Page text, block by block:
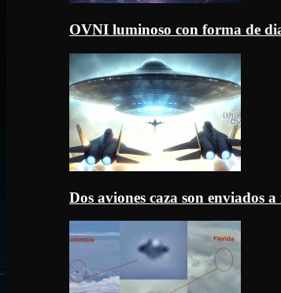
OVNI luminoso con forma de
Dos aviones caza son enviados